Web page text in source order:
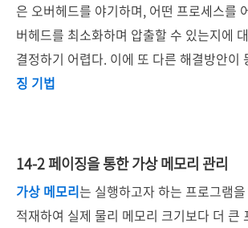
은 오버헤드를 야기하며, 어떤 프로세스를
버헤드를 최소화하며 압출할 수 있는지에
결정하기 어렵다. 이에 또 다른 해결방안
징 기법
14-2 페이징을 통한 가상 메모리 관리
가상 메모리는 실행하고자 하는 프로그램
적재하여 실제 물리 메모리 크기보다 더 큰